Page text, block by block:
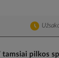
pilkos